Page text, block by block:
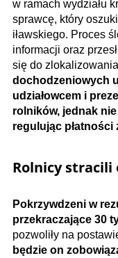
w ramach wydziału
sprawcę, który
iławskiego. Proces
informacji oraz
się do
dochodzeniowych
udziałowcem i
rolników, jednak nie
regulując
Rolnicy stracili
Pokrzywdzeni w
przekraczające 30
pozwoliły na
będzie on